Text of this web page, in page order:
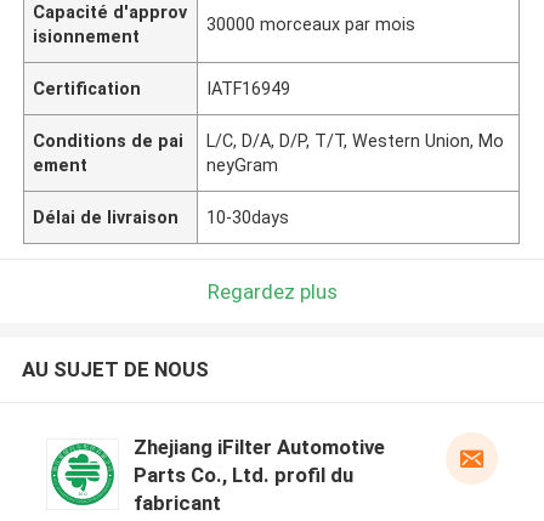
Capacité d'approv
isionnement
30000 morceaux par mois
Certification IATF16949
Conditions de pai
ement
L/C, D/A, D/P, T/T, Western Union, Mo
neyGram
Délai de livraison 10-30days
Regardez plus
AU SUJET DE NOUS
Zhejiang iFilter Automotive
Parts Co., Ltd. profil du
fabricant